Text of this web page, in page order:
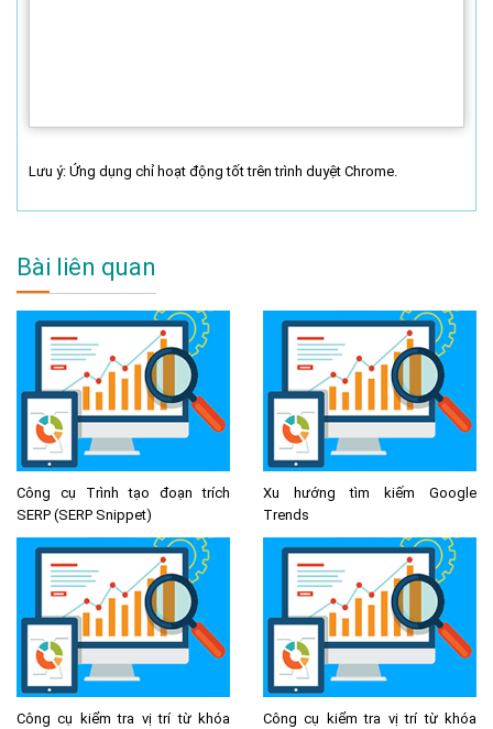
Lưu ý: Ứng dụng chỉ hoạt động tốt trên trình duyệt Chrome.
Bài liên quan
Công cụ Trình tạo đoạn trích
SERP (SERP Snippet)
Xu hướng tìm kiếm Google
Trends
Công cụ kiểm tra vị trí từ khóa
Công cụ kiểm tra vị trí từ khóa